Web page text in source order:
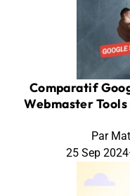
Comparatif
Webmaster
Par
25 Sep 2024·